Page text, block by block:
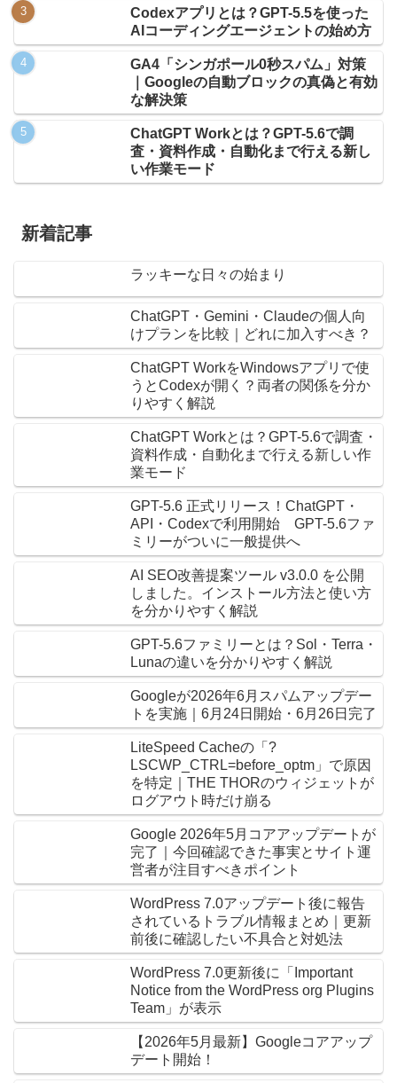
Codexアプリとは？GPT-5.5を使った
AIコーディングエージェントの始め方
GA4「シンガポール0秒スパム」対策
｜Googleの自動ブロックの真偽と有効
な解決策
ChatGPT Workとは？GPT-5.6で調
査・資料作成・自動化まで行える新し
い作業モード
新着記事
ラッキーな日々の始まり
ChatGPT・Gemini・Claudeの個人向
けプランを比較｜どれに加入すべき？
ChatGPT WorkをWindowsアプリで使
うとCodexが開く？両者の関係を分か
りやすく解説
ChatGPT Workとは？GPT-5.6で調査・
資料作成・自動化まで行える新しい作
業モード
GPT-5.6 正式リリース！ChatGPT・
API・Codexで利用開始 GPT-5.6ファ
ミリーがついに一般提供へ
AI SEO改善提案ツール v3.0.0 を公開
しました。インストール方法と使い方
を分かりやすく解説
GPT-5.6ファミリーとは？Sol・Terra・
Lunaの違いを分かりやすく解説
Googleが2026年6月スパムアップデー
トを実施｜6月24日開始・6月26日完了
LiteSpeed Cacheの「?
LSCWP_CTRL=before_optm」で原因
を特定｜THE THORのウィジェットが
ログアウト時だけ崩る
Google 2026年5月コアアップデートが
完了｜今回確認できた事実とサイト運
営者が注目すべきポイント
WordPress 7.0アップデート後に報告
されているトラブル情報まとめ｜更新
前後に確認したい不具合と対処法
WordPress 7.0更新後に「Important
Notice from the WordPress org Plugins
Team」が表示
【2026年5月最新】Googleコアアップ
デート開始！